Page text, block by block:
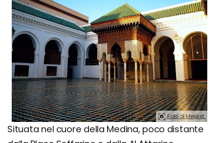
Foto di Medist.
Situata nel cuore della Medina, poco distante